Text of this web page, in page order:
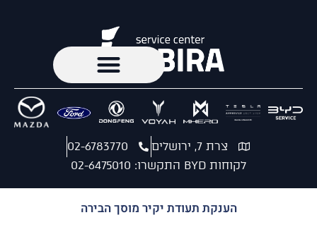
צרת 7, ירושלים
02-6783770
לקוחות BYD התקשרו: 02-6475010
הענקת תעודת יקיר מוסך הבירה